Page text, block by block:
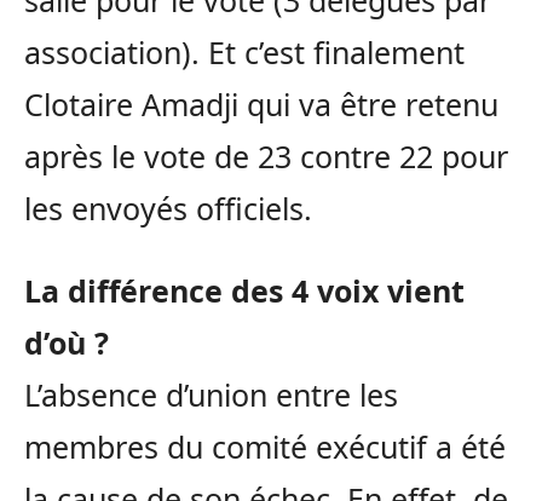
association). Et c’est finalement
Clotaire Amadji qui va être retenu
après le vote de 23 contre 22 pour
les envoyés officiels.
La différence des 4 voix vient
d’où ?
L’absence d’union entre les
membres du comité exécutif a été